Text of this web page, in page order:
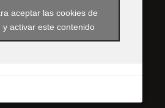
aceptar las cookies de
y activar este contenido